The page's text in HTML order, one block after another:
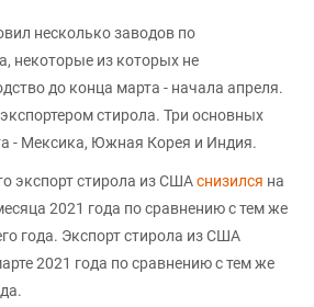
несколько заводов по
некоторые из которых не
до конца марта - начала апреля.
стирола. Три основных
- Мексика, Южная Корея и Индия.
экспорт стирола из СШАснизился на
2021 года по сравнению с тем же
года. Экспорт стирола из США
2021 года по сравнению с тем же